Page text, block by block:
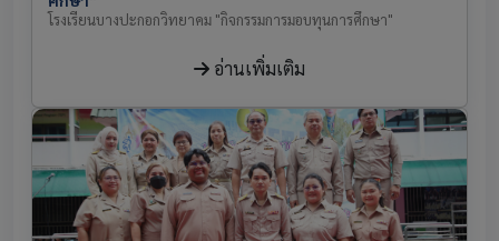
โรงเรียนบางปะกอกวิทยาคม "กิจกรรมการมอบทุนการศึกษา"
อ่านเพิ่มเติม